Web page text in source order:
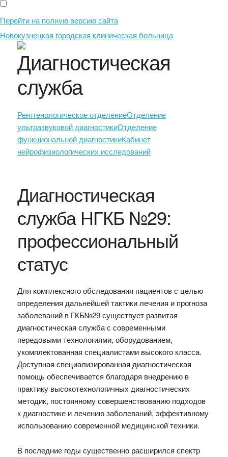
Перейти на полную версию сайта
Новокузнецкая городская клиническая больница
Диагностическая
служба
Рентгенологическое отделениеОтделение
ультразвуковой диагностикиОтделение
функциональной диагностикиКабинет
нейрофизиологических исследований
Диагностическая
служба НГКБ №29:
профессиональный
статус
Для комплексного обследования пациентов с целью
определения дальнейшей тактики лечения и прогноза
заболеваний в ГКБ№29 существует развитая
диагностическая служба с современными
передовыми технологиями, оборудованием,
укомплектованная специалистами высокого класса.
Доступная специализированная диагностическая
помощь обеспечивается благодаря внедрению в
практику высокотехнологичных диагностических
методик, постоянному совершенствованию подходов
к диагностике и лечению заболеваний, эффективному
использованию современной медицинской техники.
В последние годы существенно расширился спектр